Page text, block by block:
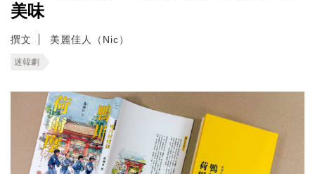
美味
撰文 美麗佳人（Nic）
迷韓劇